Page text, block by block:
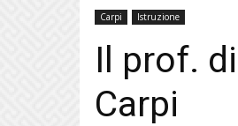
Carpi Istruzione
Il prof.
Carpi